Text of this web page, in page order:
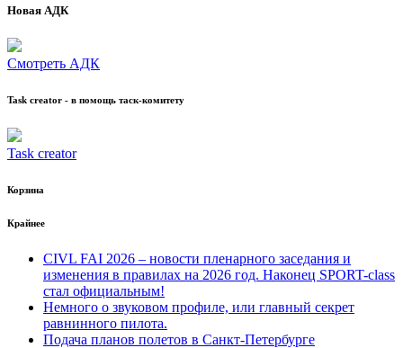
Новая АДК
Смотреть АДК
Task creator - в помощь таск-комитету
Task creator
Корзина
Крайнее
CIVL FAI 2026 – новости пленарного заседания и
изменения в правилах на 2026 год. Наконец SPORT-class
стал официальным!
Немного о звуковом профиле, или главный секрет
равнинного пилота.
Подача планов полетов в Санкт-Петербурге